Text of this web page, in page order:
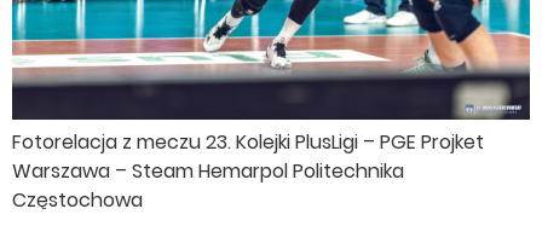
Fotorelacja z meczu 23. Kolejki PlusLigi – PGE Projket
Warszawa – Steam Hemarpol Politechnika
Częstochowa